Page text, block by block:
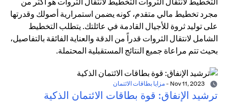
مجرد تخطيط مالي متقدم، كونه يضمن استمرارية أصولك وقدرتها
على توليد ثروة للأجيال القادمة في عائلتك. يتطلب التخطيط
الشامل لانتقال الثروات قدراً من الدقة والعناية الفائقة بالتفاصيل،
بحيث تتم مراعاة جميع النتائج المستقبلية المحتملة.
- مزايا بطاقات الائتمان
ترشيد الإنفاق: قوة بطاقات الائتمان الذكية